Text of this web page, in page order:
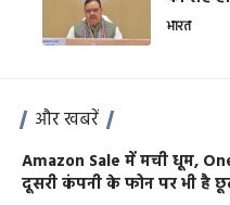
भारत
और खबरें
Amazon Sale में मची धूम,
दूसरी कंपनी के फोन पर भी है